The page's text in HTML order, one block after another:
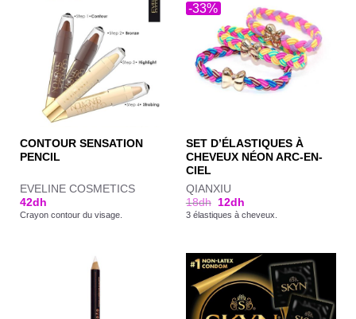
CONTOUR SENSATION
PENCIL
EVELINE COSMETICS
42dh
Crayon contour du visage.
-33%
SET D’ÉLASTIQUES À
CHEVEUX NÉON ARC-EN-
CIEL
QIANXIU
18dh 12dh
3 élastiques à cheveux.